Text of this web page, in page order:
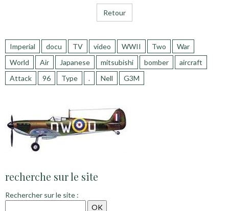
Retour
Imperial docu TV video WWII Two
War
World
Air Japanese mitsubishi bomber
aircraft
Attack
96 Type . Nell G3M
recherche sur le site
Rechercher sur le site :